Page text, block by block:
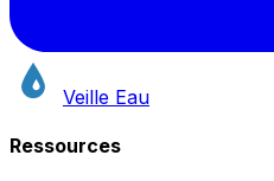
Veille Eau
Ressources